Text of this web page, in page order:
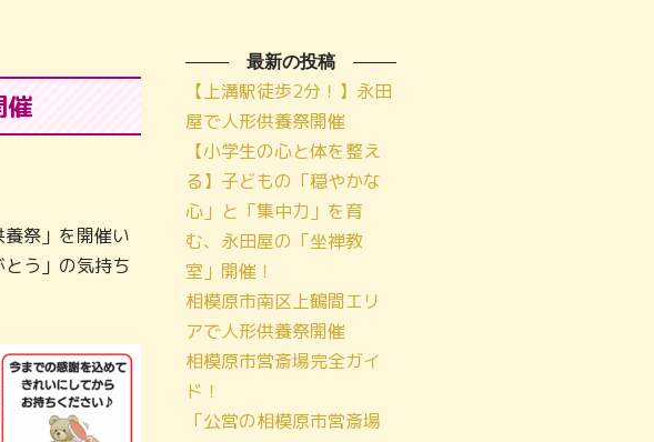
催
祭」を開催い
う」の気持ち
最新の投稿
【上溝駅徒歩2分！】永田
屋で人形供養祭開催
【小学生の心と体を整え
る】子どもの「穏やかな
心」と「集中力」を育
む、永田屋の「坐禅教
室」開催！
相模原市南区上鶴間エリ
アで人形供養祭開催
相模原市営斎場完全ガイ
ド！
「公営の相模原市営斎場